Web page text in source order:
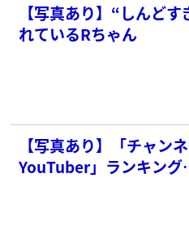
【写真あり】“しんど
れているRちゃん
【写真あり】「チャン
YouTuber」ランキン